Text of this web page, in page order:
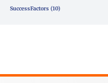
SuccessFactors (10)